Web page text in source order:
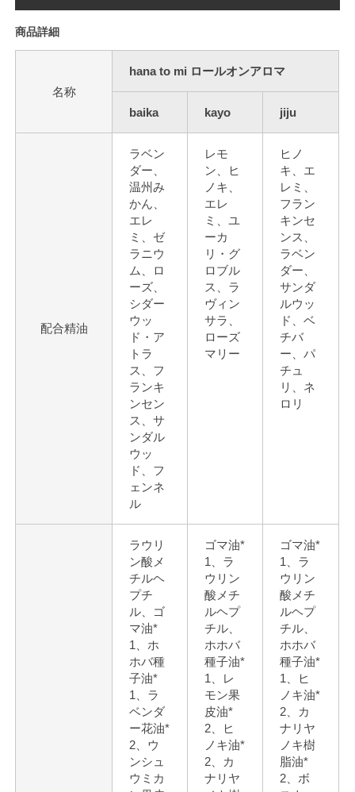
商品詳細
名称
hana to mi ロールオンアロマ
baika kayo jiju
配合精油
ラベン
ダー、
温州み
かん、
エレ
ミ、ゼ
ラニウ
ム、ロ
ーズ、
シダー
ウッ
ド・ア
トラ
ス、フ
ランキ
ンセン
ス、サ
ンダル
ウッ
ド、フ
ェンネ
ル
レモ
ン、ヒ
ノキ、
エレ
ミ、ユ
ーカ
リ・グ
ロブル
ス、ラ
ヴィン
サラ、
ローズ
マリー
ヒノ
キ、エ
レミ、
フラン
キンセ
ンス、
ラベン
ダー、
サンダ
ルウッ
ド、ベ
チバ
ー、パ
チュ
リ、ネ
ロリ
ラウリ
ン酸メ
チルヘ
プチ
ル、ゴ
マ油*
1、ホ
ホバ種
子油*
1、ラ
ベンダ
ー花油*
2、ウ
ンシュ
ウミカ
ゴマ油*
1、ラ
ウリン
酸メチ
ルヘプ
チル、
ホホバ
種子油*
1、レ
モン果
皮油*
2、ヒ
ノキ油*
2、カ
ナリヤ
ゴマ油*
1、ラ
ウリン
酸メチ
ルヘプ
チル、
ホホバ
種子油*
1、ヒ
ノキ油*
2、カ
ナリヤ
ノキ樹
脂油*
2、ボ